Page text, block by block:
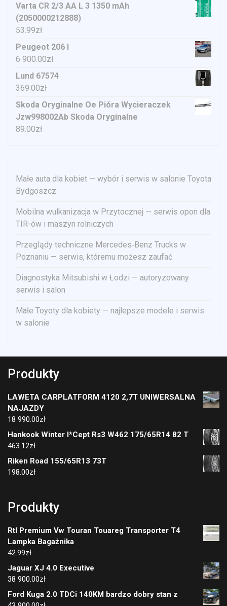
Varta CR 2/3 AA L 3 1350 mAh
(2050000212888)
53.99zł
Peugeot 206 I
6 900.00zł
Lund 67574
369.00zł
Skoda Oryginalne Oe Pióra Wycieraczek
Jzw998002Ab Skoda Oryginalne
89.00zł
Małe auta dla kobiet — wybór i serwis w salonie Toyota
Bydgoszcz
Mobilna wulkanizacja w Przytocznej — serwis opon dla
TIR-ów i maszyn rolniczych
Przeglądy techniczne Mercedes‑Benz Trucks w
Poznaniu — serwis, któremu możesz zaufać
Diagnostyka Mitsubishi w Łodzi — autoryzowany
serwis i salon
Małe Toyoty dla kobiety — najlepsze modele i serwis
w salonie
Produkty
LAWETA CARPLATFORM 4120 2,7T UNIWERSALNA
NAJAZDY
18 990.00zł
Hankook Winter I*Cept Rs3 W462 175/65R14 82 T
463.12zł
Riken Road 155/65R13 73T
198.00zł
Produkty
Rtl Premium Vw Touran Touareg Transporter T4
Lampka Bagażnika
42.99zł
Jaguar XJ 4.0 Executive
38 900.00zł
Ford Kuga 2.0 TDCi 140KM bardzo dobry stan z